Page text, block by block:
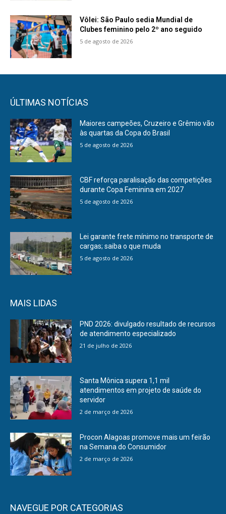
Vôlei: São Paulo sedia Mundial de
Clubes feminino pelo 2º ano seguido
5 de agosto de 2026
ÚLTIMAS NOTÍCIAS
Maiores campeões, Cruzeiro e Grêmio vão
às quartas da Copa do Brasil
5 de agosto de 2026
CBF reforça paralisação das competições
durante Copa Feminina em 2027
5 de agosto de 2026
Lei garante frete mínimo no transporte de
cargas; saiba o que muda
5 de agosto de 2026
MAIS LIDAS
PND 2026: divulgado resultado de recursos
de atendimento especializado
21 de julho de 2026
Santa Mônica supera 1,1 mil
atendimentos em projeto de saúde do
servidor
2 de março de 2026
Procon Alagoas promove mais um feirão
na Semana do Consumidor
2 de março de 2026
NAVEGUE POR CATEGORIAS